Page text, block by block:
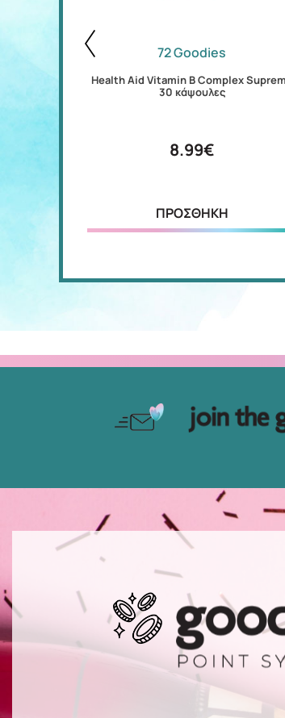
72 Goodies
Health Aid Vitamin Β Complex
30 κάψουλες
8.99€
ΠΡΟΣΘΗΚΗ